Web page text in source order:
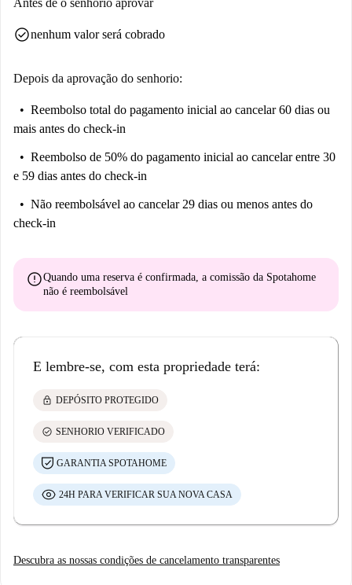
Antes de o senhorio aprovar
check_circlenenhum valor será cobrado
Depois da aprovação do senhorio:
Reembolso total do pagamento inicial ao cancelar 60 dias ou
mais antes do check-in
Reembolso de 50% do pagamento inicial ao cancelar entre 30
e 59 dias antes do check-in
Não reembolsável ao cancelar 29 dias ou menos antes do
check-in
errorQuando uma reserva é confirmada, a comissão da Spotahome
não é reembolsável
E lembre-se, com esta propriedade terá:
lock DEPÓSITO PROTEGIDO
check_circle SENHORIO VERIFICADO
GARANTIA SPOTAHOME
24H PARA VERIFICAR SUA NOVA CASA
Descubra as nossas condições de cancelamento transparentes